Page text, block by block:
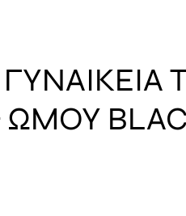
ΓΥΝΑΙΚΕΙΑ
ΩΜΟΥ